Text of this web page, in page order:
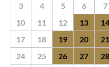
3
4 5 6 7
10
11 12 13 14
17
18 19 20 21
24
25 26 27 28